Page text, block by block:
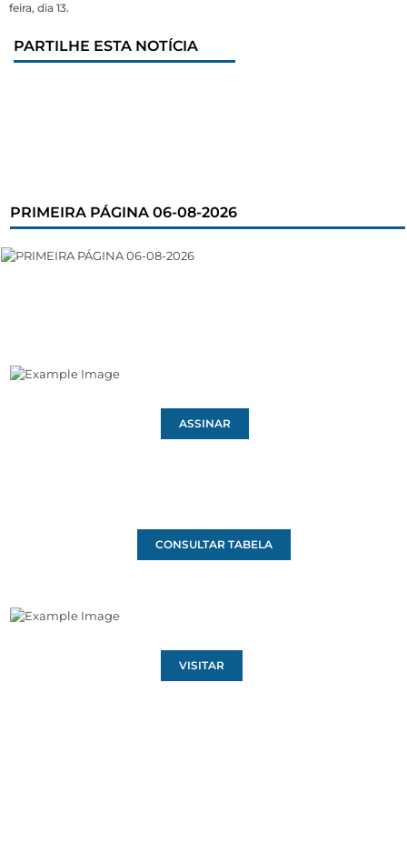
feira, dia 13.
PARTILHE ESTA NOTÍCIA
PRIMEIRA PÁGINA 06-08-2026
ASSINAR
CONSULTAR TABELA
VISITAR